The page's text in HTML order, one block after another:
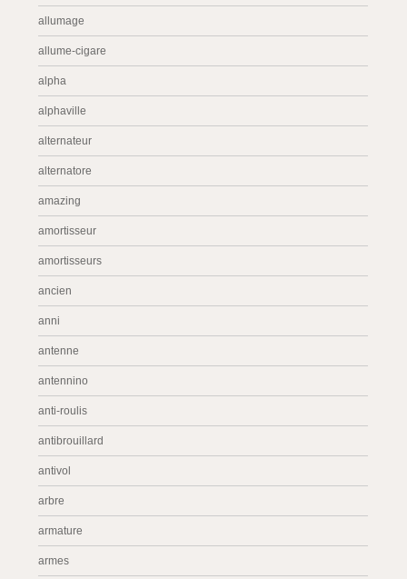
allumage
allume-cigare
alpha
alphaville
alternateur
alternatore
amazing
amortisseur
amortisseurs
ancien
anni
antenne
antennino
anti-roulis
antibrouillard
antivol
arbre
armature
armes